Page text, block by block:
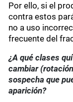
Por ello, si el
contra estos
no a uso
frecuente del
¿A qué clases
cambiar
sospecha que
aparición?